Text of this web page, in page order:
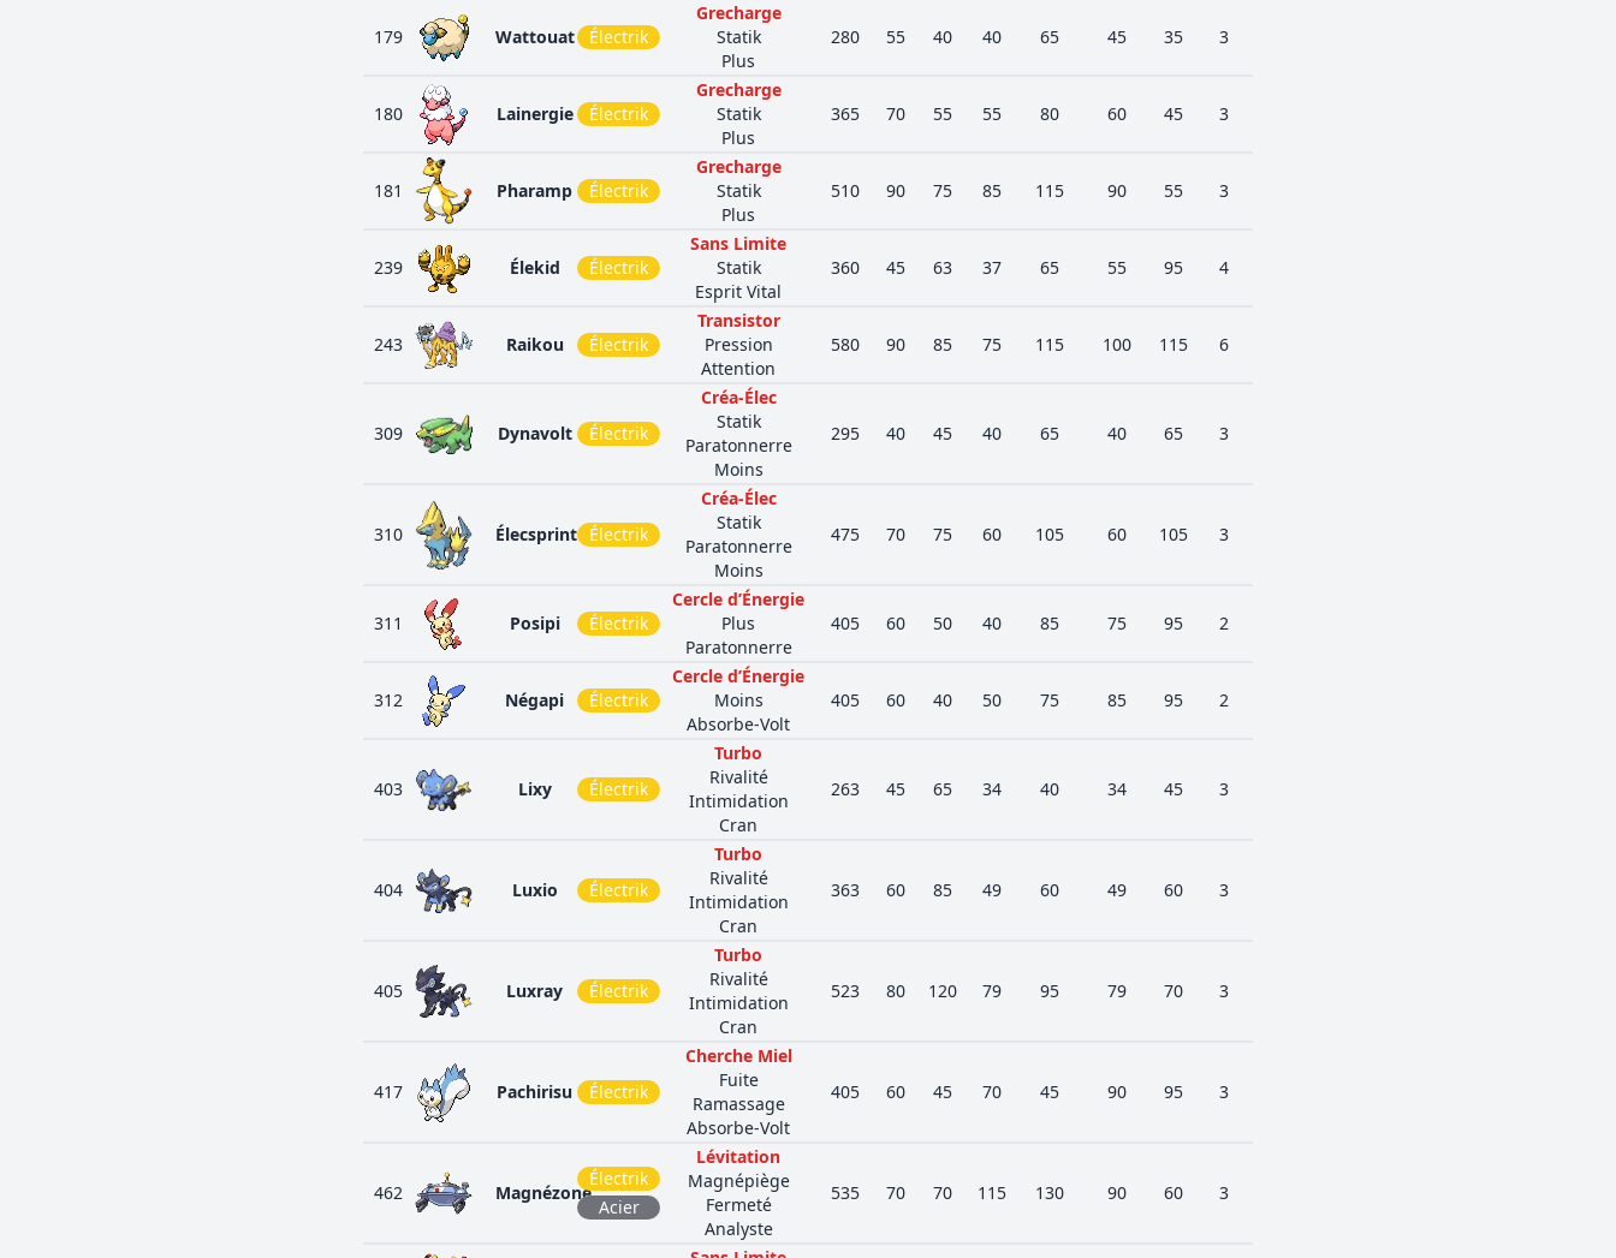
179 Wattouat Électrik
Grecharge
Statik
Plus
280 55 40 40 65 45 35 3
180 Lainergie Électrik
Grecharge
Statik
Plus
365 70 55 55 80 60 45 3
181 Pharamp Électrik
Grecharge
Statik
Plus
510 90 75 85 115 90 55 3
239 Élekid Électrik
Sans Limite
Statik
Esprit Vital
360 45 63 37 65 55 95 4
243 Raikou Électrik
Transistor
Pression
Attention
580 90 85 75 115 100 115 6
309 Dynavolt Électrik
Créa-Élec
Statik
Paratonnerre
Moins
295 40 45 40 65 40 65 3
310 Élecsprint Électrik
Créa-Élec
Statik
Paratonnerre
Moins
475 70 75 60 105 60 105 3
311 Posipi Électrik
Cercle d’Énergie
Plus
Paratonnerre
405 60 50 40 85 75 95 2
312 Négapi Électrik
Cercle d’Énergie
Moins
Absorbe-Volt
405 60 40 50 75 85 95 2
403 Lixy Électrik
Turbo
Rivalité
Intimidation
Cran
263 45 65 34 40 34 45 3
404 Luxio Électrik
Turbo
Rivalité
Intimidation
Cran
363 60 85 49 60 49 60 3
405 Luxray Électrik
Turbo
Rivalité
Intimidation
Cran
523 80 120 79 95 79 70 3
417 Pachirisu Électrik
Cherche Miel
Fuite
Ramassage
Absorbe-Volt
405 60 45 70 45 90 95 3
462 Magnézone
Électrik
Acier
Lévitation
Magnépiège
Fermeté
Analyste
535 70 70 115 130 90 60 3